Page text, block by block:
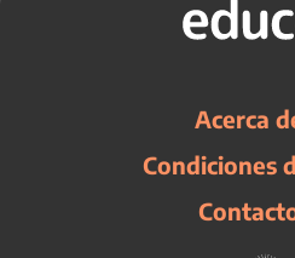
Acerca
Condiciones